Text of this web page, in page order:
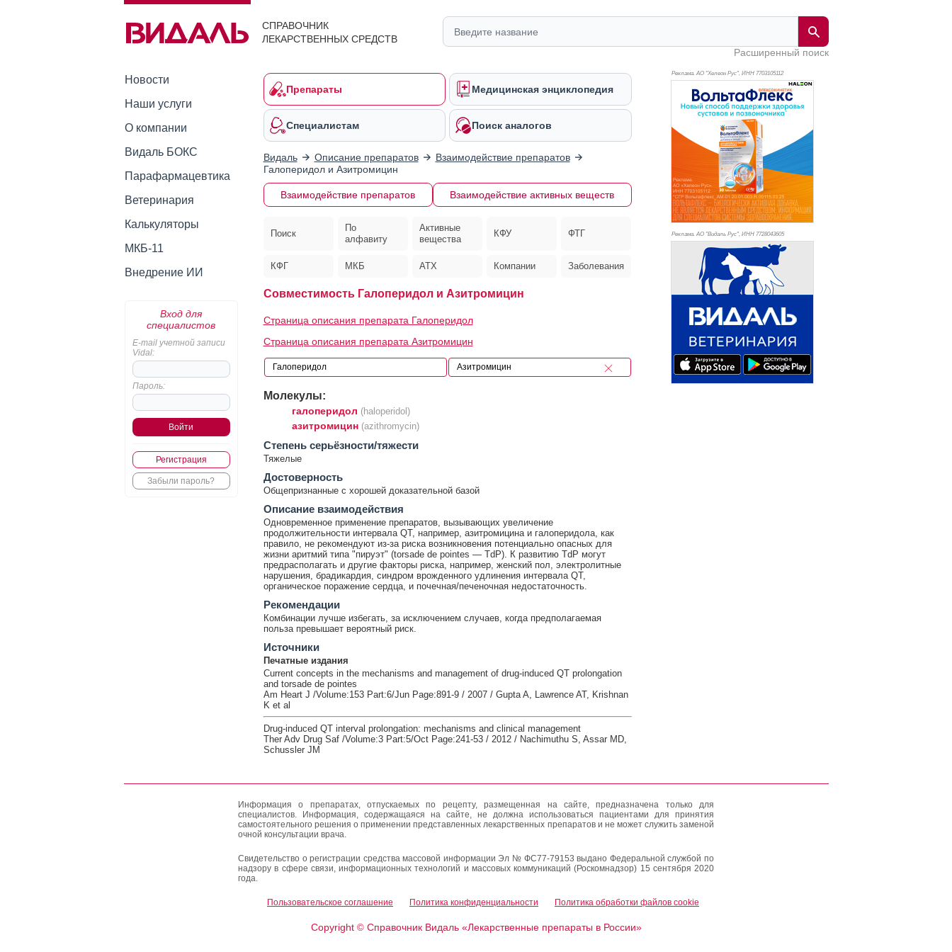
СПРАВОЧНИК
ЛЕКАРСТВЕННЫХ СРЕДСТВ
Расширенный поиск
Новости
Наши услуги
О компании
Видаль БОКС
Парафармацевтика
Ветеринария
Калькуляторы
МКБ-11
Внедрение ИИ
Вход для
специалистов
E-mail учетной записи
Vidal:
Пароль:
Регистрация
Забыли пароль?
Препараты Медицинская энциклопедия
Специалистам Поиск аналогов
Видаль Описание препаратов
Взаимодействие препаратов
Галоперидол и Азитромицин
Взаимодействие препаратов Взаимодействие активных веществ
Поиск
По
алфавиту
Активные
вещества
КФУ ФТГ
КФГ МКБ АТХ Компании Заболевания
Совместимость Галоперидол и Азитромицин
Страница описания препарата Галоперидол
Страница описания препарата Азитромицин
Молекулы:
галоперидол (haloperidol)
азитромицин (azithromycin)
Cтепень серьёзности/тяжести
Тяжелые
Достоверность
Общепризнанные с хорошей доказательной базой
Описание взаимодействия
Одновременное применение препаратов, вызывающих увеличение
продолжительности интервала QT, например, азитромицина и галоперидола, как
правило, не рекомендуют из-за риска возникновения потенциально опасных для
жизни аритмий типа "пируэт" (torsade de pointes — TdP). К развитию TdP могут
предрасполагать и другие факторы риска, например, женский пол, электролитные
нарушения, брадикардия, синдром врожденного удлинения интервала QT,
органическое поражение сердца, и почечная/печеночная недостаточность.
Рекомендации
Комбинации лучше избегать, за исключением случаев, когда предполагаемая
польза превышает вероятный риск.
Источники
Печатные издания
Current concepts in the mechanisms and management of drug-induced QT prolongation
and torsade de pointes
Am Heart J /Volume:153 Part:6/Jun Page:891-9 / 2007 / Gupta A, Lawrence AT, Krishnan
K et al
Drug-induced QT interval prolongation: mechanisms and clinical management
Ther Adv Drug Saf /Volume:3 Part:5/Oct Page:241-53 / 2012 / Nachimuthu S, Assar MD,
Schussler JM
Реклама. АО "Хелеон Рус", ИНН 7703105112
Реклама. АО "Видаль Рус", ИНН 7728043605
Информация о препаратах, отпускаемых по рецепту, размещенная на сайте, предназначена только для
специалистов. Информация, содержащаяся на сайте, не должна использоваться пациентами для принятия
самостоятельного решения о применении представленных лекарственных препаратов и не может служить заменой
очной консультации врача.
Свидетельство о регистрации средства массовой информации Эл № ФС77-79153 выдано Федеральной службой по
надзору в сфере связи, информационных технологий и массовых коммуникаций (Роскомнадзор) 15 сентября 2020
года.
Пользовательское соглашение Политика конфиденциальности Политика обработки файлов cookie
Copyright ©Справочник Видаль «Лекарственные препараты в России»